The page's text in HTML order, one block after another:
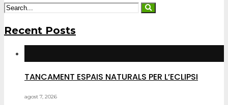
Recent Posts
TANCAMENT ESPAIS NATURALS PER L’ECLIPSI
agost 7, 2026